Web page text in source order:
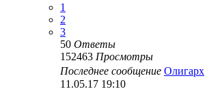
1
2
3
50 Ответы
152463 Просмотры
Последнее сообщение Олигарх
11.05.17 19:10